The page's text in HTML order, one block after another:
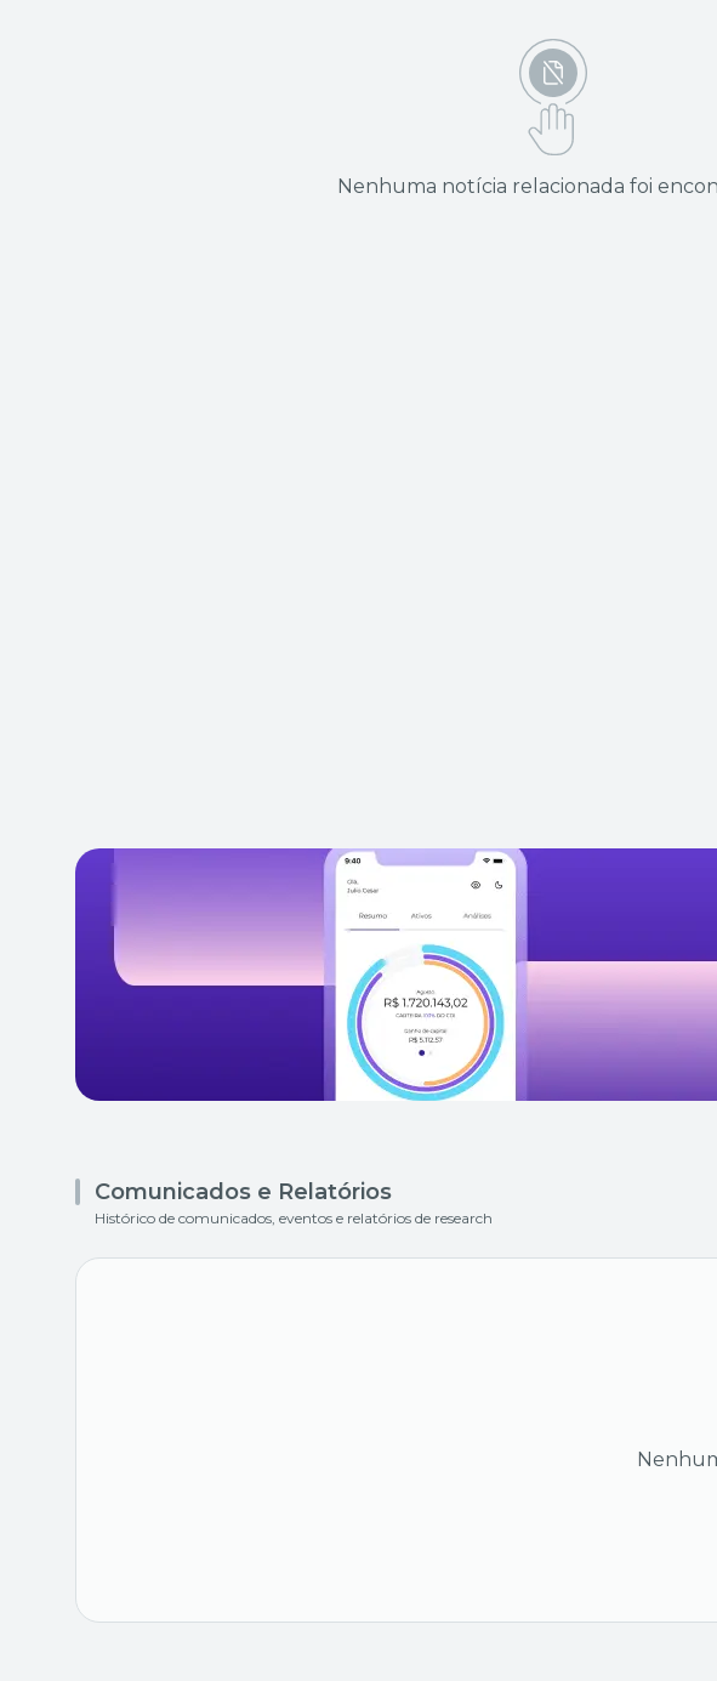
Nenhuma notícia relacionada foi
Comunicados e Relatórios
Histórico de comunicados, eventos e relatórios de research